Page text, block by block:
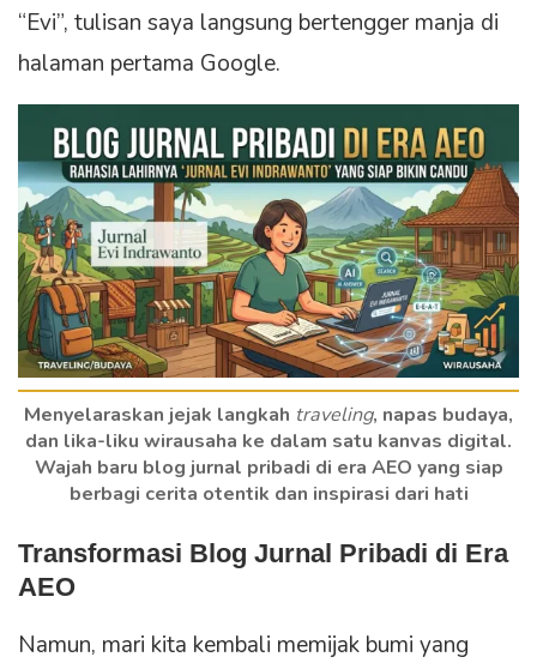
“Evi”, tulisan saya langsung bertengger manja di
halaman pertama Google.
Menyelaraskan jejak langkah traveling, napas budaya,
dan lika-liku wirausaha ke dalam satu kanvas digital.
Wajah baru blog jurnal pribadi di era AEO yang siap
berbagi cerita otentik dan inspirasi dari hati
Transformasi Blog Jurnal Pribadi di Era
AEO
Namun, mari kita kembali memijak bumi yang